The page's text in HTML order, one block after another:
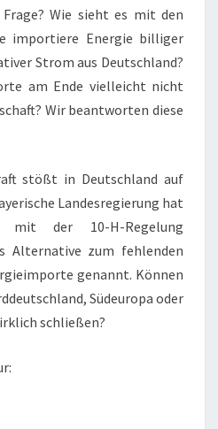
Wie sieht es mit den
importiere Energie billiger
Strom aus Deutschland?
am Ende vielleicht nicht
Wir beantworten diese
stößt in Deutschland auf
Landesregierung hat
mit der 10-H-Regelung
Alternative zum fehlenden
genannt. Können
Südeuropa oder
schließen?